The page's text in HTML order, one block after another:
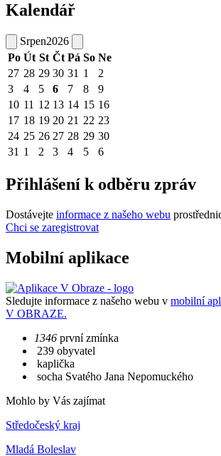
Kalendář
Srpen2026
Po Út St Čt Pá So Ne
27 28 29 30 31 1
2
3
4 5 6 7 8
9
10 11 12 13 14 15 16
17 18 19 20 21 22 23
24 25 26 27 28 29 30
31 1 2 3 4 5 6
Přihlášení k odběru zpráv
Dostávejte informace z našeho webu
Chci se zaregistrovat
Mobilní aplikace
Sledujte informace z našeho webu v mobilní
V OBRAZE.
1346 první zmínka
239 obyvatel
kaplička
socha Svatého Jana Nepomuckého
Mohlo by Vás zajímat
Středočeský kraj
Mladá Boleslav